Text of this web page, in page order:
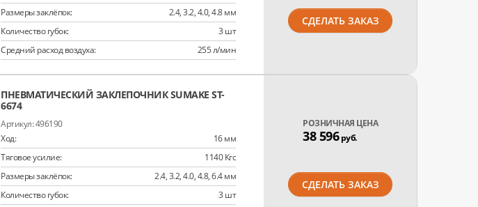
Размеры заклёпок:
2.4, 3.2, 4.0, 4.8 мм
Количество губок:
3 шт
Средний расход воздуха:
255 л/мин
СДЕЛАТЬ ЗАКАЗ
ПНЕВМАТИЧЕСКИЙ ЗАКЛЕПОЧНИК SUMAKE ST-
6674
496190
Ход:
16 мм
Тяговое усилие:
1140 Кгс
Размеры заклёпок:
2.4, 3.2, 4.0, 4.8, 6.4 мм
Количество губок:
3 шт
РОЗНИЧНАЯ ЦЕНА
38 596руб.
СДЕЛАТЬ ЗАКАЗ